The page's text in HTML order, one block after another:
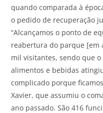
quando comparada à
o pedido de recuperação
“Alcançamos o ponto de
reabertura do parque [em
mil visitantes, sendo que
alimentos e bebidas
complicado porque
Xavier, que assumiu o
ano passado. São 416